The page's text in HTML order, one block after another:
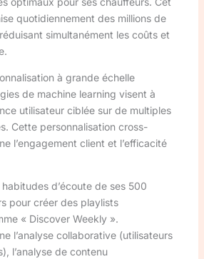
quotidiennement des millions de
simultanément les coûts et
à grande échelle
de machine learning visent à
utilisateur ciblée sur de multiples
Cette personnalisation cross-
l’engagement client et l’efficacité
d’écoute de ses 500
pour créer des playlists
« Discover Weekly ».
l’analyse collaborative (utilisateurs
l’analyse de contenu